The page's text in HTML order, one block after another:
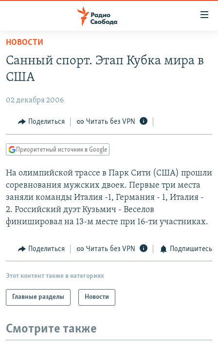
упрощенного
доступа
Вернуться
основному
Вернутся
главной
навигации
Вернутся
поиску
ЦИТАТЫ СВОБОДЫ
МНЕНИЯ
IDEL.РЕАЛИИ
КАВКАЗ.РЕАЛИИ
СЕВЕР.РЕАЛИИ
СИБИРЬ.РЕАЛИИ
РАСПИСАНИЕ ВЕЩАНИЯ
ПОДПИШИТЕСЬ НА РАССЫЛКУ
Все сайты РСЕ/РС
НОВОСТИ
Санный спорт. Этап Кубка мира в
США
02 декабря 2006
Поделиться Читать без VPN
Приоритетный источник в Google
На олимпийской трассе в Парк Сити (США) прошли
соревнования мужских двоек. Первые три места
заняли команды Италия -1, Германия - 1, Италия -
2. Российский дуэт Кузьмич - Веселов
финишировал на 13-м месте при 16-ти участниках.
Поделиться Читать без VPN Подпишитесь
Этот контент также в категориях
Главные разделы Новости
Смотрите также